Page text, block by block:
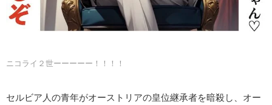
ニコライ２世ーーーーー！！！！
セルビア人の青年がオーストリアの皇位継承者を暗殺し、オー